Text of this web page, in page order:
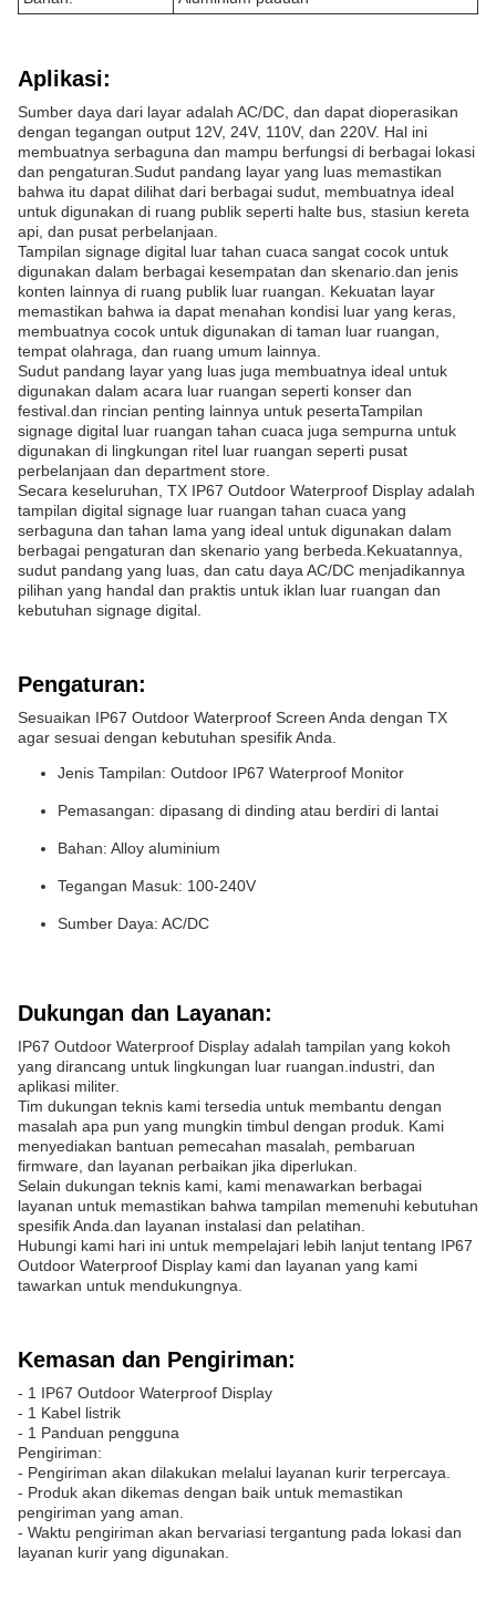
Aplikasi:
Sumber daya dari layar adalah AC/DC, dan dapat dioperasikan
dengan tegangan output 12V, 24V, 110V, dan 220V. Hal ini
membuatnya serbaguna dan mampu berfungsi di berbagai lokasi
dan pengaturan.Sudut pandang layar yang luas memastikan
bahwa itu dapat dilihat dari berbagai sudut, membuatnya ideal
untuk digunakan di ruang publik seperti halte bus, stasiun kereta
api, dan pusat perbelanjaan.
Tampilan signage digital luar tahan cuaca sangat cocok untuk
digunakan dalam berbagai kesempatan dan skenario.dan jenis
konten lainnya di ruang publik luar ruangan. Kekuatan layar
memastikan bahwa ia dapat menahan kondisi luar yang keras,
membuatnya cocok untuk digunakan di taman luar ruangan,
tempat olahraga, dan ruang umum lainnya.
Sudut pandang layar yang luas juga membuatnya ideal untuk
digunakan dalam acara luar ruangan seperti konser dan
festival.dan rincian penting lainnya untuk pesertaTampilan
signage digital luar ruangan tahan cuaca juga sempurna untuk
digunakan di lingkungan ritel luar ruangan seperti pusat
perbelanjaan dan department store.
Secara keseluruhan, TX IP67 Outdoor Waterproof Display adalah
tampilan digital signage luar ruangan tahan cuaca yang
serbaguna dan tahan lama yang ideal untuk digunakan dalam
berbagai pengaturan dan skenario yang berbeda.Kekuatannya,
sudut pandang yang luas, dan catu daya AC/DC menjadikannya
pilihan yang handal dan praktis untuk iklan luar ruangan dan
kebutuhan signage digital.
Pengaturan:
Sesuaikan IP67 Outdoor Waterproof Screen Anda dengan TX
agar sesuai dengan kebutuhan spesifik Anda.
Jenis Tampilan: Outdoor IP67 Waterproof Monitor
Pemasangan: dipasang di dinding atau berdiri di lantai
Bahan: Alloy aluminium
Tegangan Masuk: 100-240V
Sumber Daya: AC/DC
Dukungan dan Layanan:
IP67 Outdoor Waterproof Display adalah tampilan yang kokoh
yang dirancang untuk lingkungan luar ruangan.industri, dan
aplikasi militer.
Tim dukungan teknis kami tersedia untuk membantu dengan
masalah apa pun yang mungkin timbul dengan produk. Kami
menyediakan bantuan pemecahan masalah, pembaruan
firmware, dan layanan perbaikan jika diperlukan.
Selain dukungan teknis kami, kami menawarkan berbagai
layanan untuk memastikan bahwa tampilan memenuhi kebutuhan
spesifik Anda.dan layanan instalasi dan pelatihan.
Hubungi kami hari ini untuk mempelajari lebih lanjut tentang IP67
Outdoor Waterproof Display kami dan layanan yang kami
tawarkan untuk mendukungnya.
Kemasan dan Pengiriman:
- 1 IP67 Outdoor Waterproof Display
- 1 Kabel listrik
- 1 Panduan pengguna
Pengiriman:
- Pengiriman akan dilakukan melalui layanan kurir terpercaya.
- Produk akan dikemas dengan baik untuk memastikan
pengiriman yang aman.
- Waktu pengiriman akan bervariasi tergantung pada lokasi dan
layanan kurir yang digunakan.